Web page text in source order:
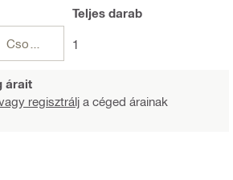
Teljesdarab
1
árait
regisztrálj a céged árainak